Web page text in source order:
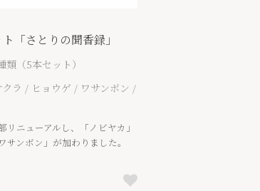
「さとりの聞香録」
（5本セット）
ラ / ヒョウゲ / ワサンボン /
ニューアルし、「ノビヤカ」
サンボン」が加わりました。